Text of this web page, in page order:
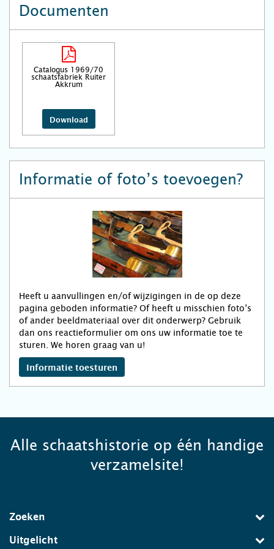
Documenten
Catalogus 1969/70
schaatsfabriek Ruiter
Akkrum
Download
Informatie of foto’s toevoegen?
Heeft u aanvullingen en/of wijzigingen in de op deze
pagina geboden informatie? Of heeft u misschien foto’s
of ander beeldmateriaal over dit onderwerp? Gebruik
dan ons reactieformulier om ons uw informatie toe te
sturen. We horen graag van u!
Informatie toesturen
Alle schaatshistorie op één handige
verzamelsite!
Zoeken
Uitgelicht